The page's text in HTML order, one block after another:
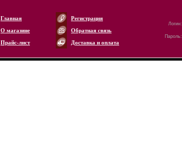
Главная Регистрация
Логин:
Пароль:
О магазине
Обратная связь
Прайс-лист
Доставка и оплата